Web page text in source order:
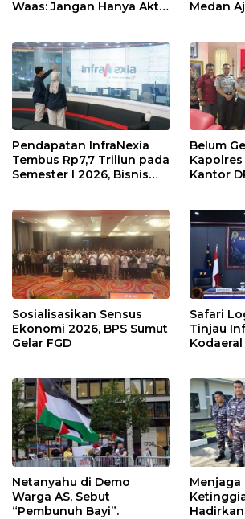
Waas: Jangan Hanya Aktif
Medan
Pendapatan InfraNexia
Tembus Rp7,7 Triliun pada
Semester I 2026, Bisnis
Belum
Kantor
Sosialisasikan Sensus
Ekonomi 2026, BPS Sumut
Gelar FGD
Safari
Tinjau
Netanyahu di Demo
Warga AS, Sebut
“Pembunuh Bayi”.
Menjaga